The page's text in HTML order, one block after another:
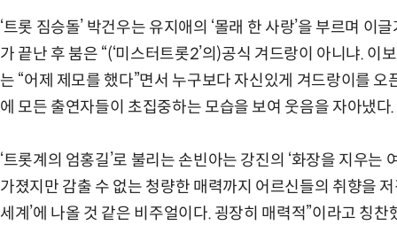
‘트롯 짐승돌’ 박건우는 유지애의 ‘몰래 한 사랑’을 부르며 이
가 끝난 후 붐은 “(‘미스터트롯2’의)공식 겨드랑이 아니냐. 이
는 “어제 제모를 했다”면서 누구보다 자신있게 겨드랑이를
에 모든 출연자들이 초집중하는 모습을 보여 웃음을 자아냈다.
‘트롯계의 엄홍길’로 불리는 손빈아는 강진의 ‘화장을 지우는
가졌지만 감출 수 없는 청량한 매력까지 어르신들의 취향을
세계’에 나올 것 같은 비주얼이다. 굉장히 매력적”이라고 칭